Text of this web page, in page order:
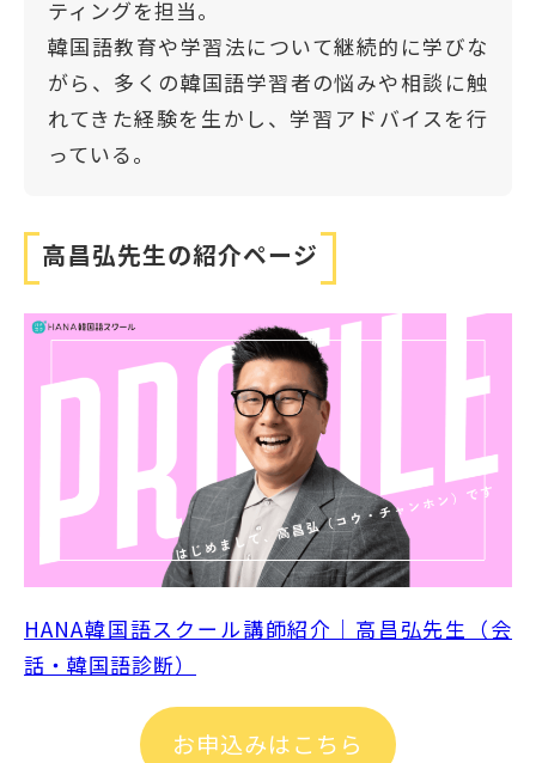
ティングを担当。
韓国語教育や学習法について継続的に学びな
がら、多くの韓国語学習者の悩みや相談に触
れてきた経験を生かし、学習アドバイスを行
っている。
高昌弘先生の紹介ページ
HANA韓国語スクール講師紹介｜高昌弘先生（会
話・韓国語診断）
お申込みはこちら